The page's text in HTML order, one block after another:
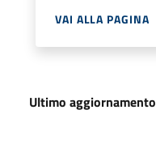
VAI ALLA PAGINA
Ultimo aggiornamento